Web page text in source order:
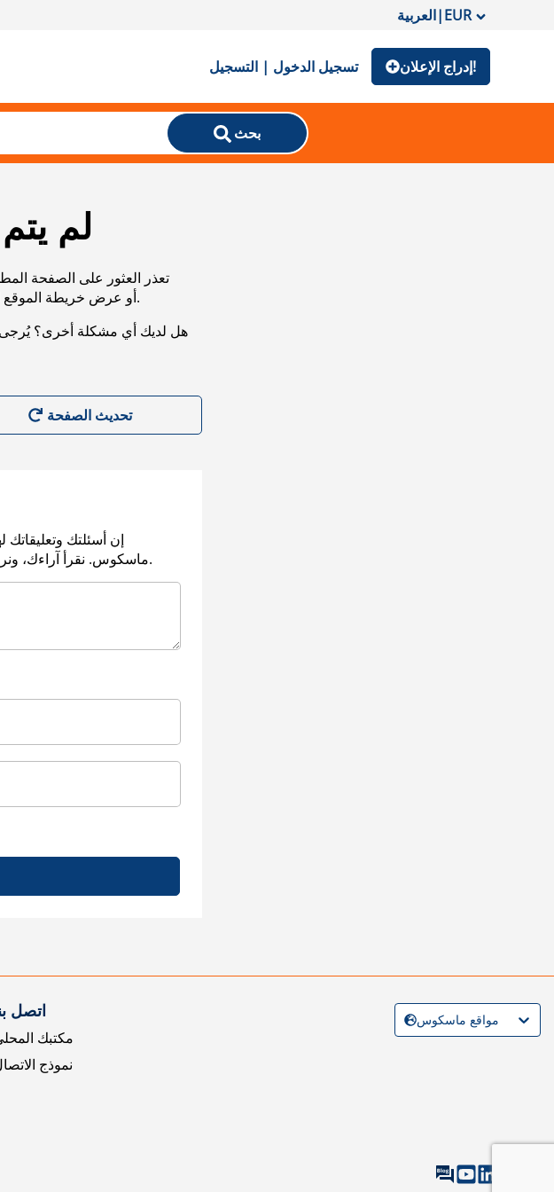
العربية|EUR
تسجيل الدخول | التسجيل إدراج الإعلان!
بحث
لم
تعذر العثور على الصفحة
URL، أو عرض خريطة الموقع الخاصة بنا لمساعدتك في العثور على ما تريد.
هل لديك أي مشكلة أخرى؟ يُرجى
إن أسئلتك
ماسكوس. نقرأ آراءك، ونرد عليها، بناء على طلبكم في أسرع وقت ممكن.
اتصل
مكتبك
نموذج
مواقع ماسكوس